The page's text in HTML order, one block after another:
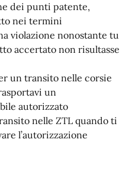
dei punti patente,
nei termini
violazione nonostante tu
accertato non risultasse
un transito nelle corsie
un
autorizzato
nelle ZTL quando ti
l’autorizzazione